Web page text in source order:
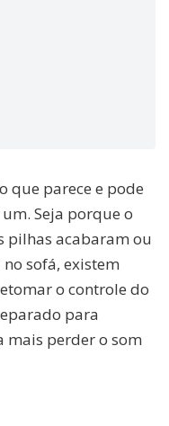
que parece e pode
Seja porque o
pilhas acabaram ou
sofá, existem
o controle do
para
mais perder o som